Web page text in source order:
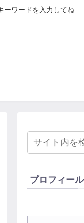
ーワードを入力してね
プロフィール